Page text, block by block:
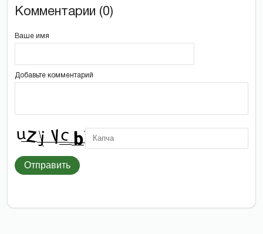
Комментарии (0)
Ваше имя
Добавьте комментарий
Отправить